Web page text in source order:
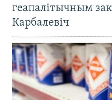
геапалітычным
Карбалевіч